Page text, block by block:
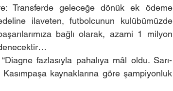
Transferde geleceğe dönük ek ödeme
ilaveten, futbolcunun kulübümüzde
bağlı olarak, azami 1 milyon
fazlasıyla pahalıya mâl oldu. Sarı-
kaynaklarına göre şampiyonluk